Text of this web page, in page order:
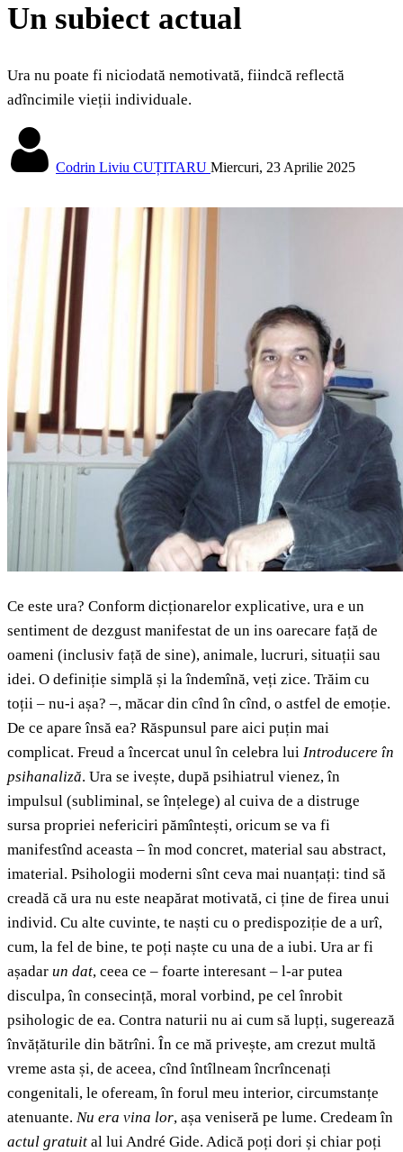
Un subiect actual
Ura nu poate fi niciodată nemotivată, fiindcă reflectă
adîncimile vieții individuale.
Codrin Liviu CUȚITARU Miercuri, 23 Aprilie 2025
Ce este ura? Conform dicționarelor explicative, ura e un
sentiment de dezgust manifestat de un ins oarecare față de
oameni (inclusiv față de sine), animale, lucruri, situații sau
idei. O definiție simplă și la îndemînă, veți zice. Trăim cu
toții – nu-i așa? –, măcar din cînd în cînd, o astfel de emoție.
De ce apare însă ea? Răspunsul pare aici puțin mai
complicat. Freud a încercat unul în celebra lui Introducere în
psihanaliză. Ura se ivește, după psihiatrul vienez, în
impulsul (subliminal, se înțelege) al cuiva de a distruge
sursa propriei nefericiri pămîntești, oricum se va fi
manifestînd aceasta – în mod concret, material sau abstract,
imaterial. Psihologii moderni sînt ceva mai nuanțați: tind să
creadă că ura nu este neapărat motivată, ci ține de firea unui
individ. Cu alte cuvinte, te naști cu o predispoziție de a urî,
cum, la fel de bine, te poți naște cu una de a iubi. Ura ar fi
așadar un dat, ceea ce – foarte interesant – l-ar putea
disculpa, în consecință, moral vorbind, pe cel înrobit
psihologic de ea. Contra naturii nu ai cum să lupți, sugerează
învățăturile din bătrîni. În ce mă privește, am crezut multă
vreme asta și, de aceea, cînd întîlneam încrîncenați
congenitali, le ofeream, în forul meu interior, circumstanțe
atenuante. Nu era vina lor, așa veniseră pe lume. Credeam în
actul gratuit al lui André Gide. Adică poți dori și chiar poți